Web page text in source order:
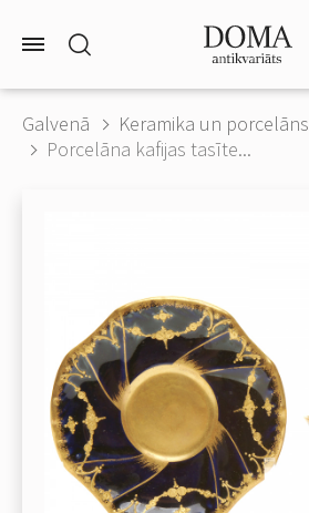
Galvenā
Keramika un porcelāns
Porcelāna kafijas tasīte...